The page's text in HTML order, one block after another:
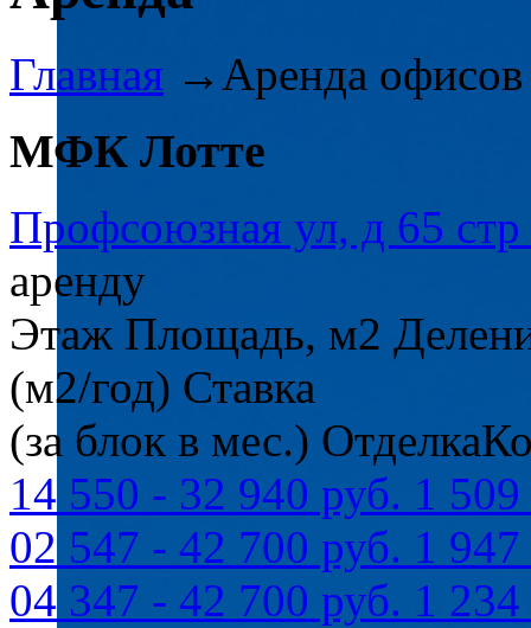
Главная → Аренда офисов
МФК Лотте
Профсоюзная ул, д 65 стр
аренду
Этаж Площадь, м2
(м2/год) Ставка
(за блок в мес.) Отделка
14 550 - 32 940 руб. 1
02 547 - 42 700 руб. 1
04 347 - 42 700 руб. 1